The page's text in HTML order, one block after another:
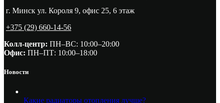
г. Минск ул. Короля 9, офис 25, 6 этаж
+375 (29) 660-14-56
Колл-центр: ПН–ВС: 10:00–20:00​
Офис: ПН–ПТ: 10:00–18:00
Новости
Какие радиаторы отопления лучше?